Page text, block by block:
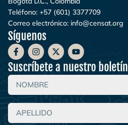
Teléfono: +57 (601) 3377709
Correo electrónico: info@censat.org
Síguenos
Suscríbete a nuestro boletín